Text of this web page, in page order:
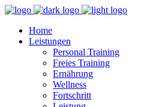
Home
Leistungen
Personal Training
Freies Training
Ernährung
Wellness
Fortschritt